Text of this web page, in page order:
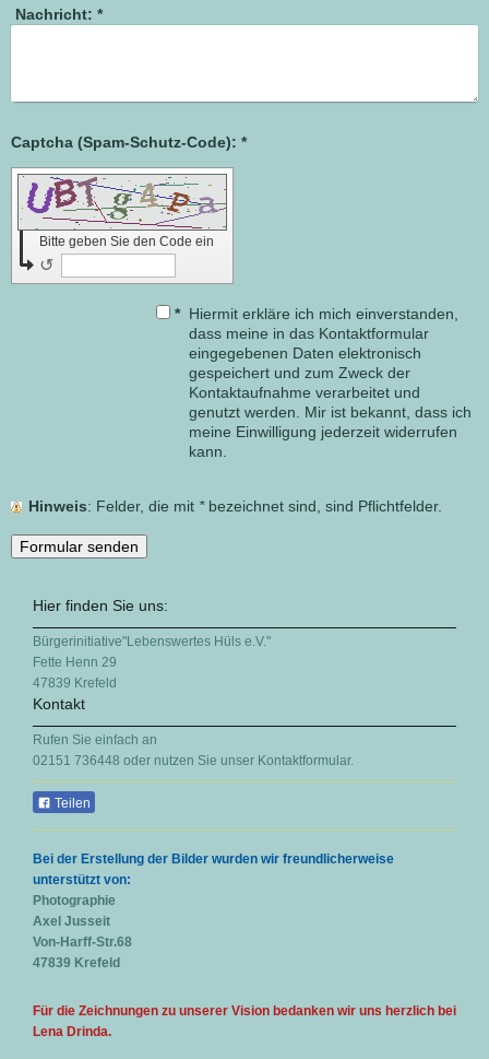
Nachricht: *
Captcha (Spam-Schutz-Code): *
Bitte geben Sie den Code ein
↺
* Hiermit erkläre ich mich einverstanden,
dass meine in das Kontaktformular
eingegebenen Daten elektronisch
gespeichert und zum Zweck der
Kontaktaufnahme verarbeitet und
genutzt werden. Mir ist bekannt, dass ich
meine Einwilligung jederzeit widerrufen
kann.
Hinweis : Felder, die mit *bezeichnet sind, sind Pflichtfelder.
Hier finden Sie uns:
Bürgerinitiative"Lebenswertes Hüls e.V."
Fette Henn 29
47839 Krefeld
Kontakt
Rufen Sie einfach an
02151 736448 oder nutzen Sie unser Kontaktformular.
Teilen
Bei der Erstellung der Bilder wurden wir freundlicherweise
unterstützt von:
Photographie
Axel Jusseit
Von-Harff-Str.68
47839 Krefeld
Für die Zeichnungen zu unserer Vision bedanken wir uns herzlich bei
Lena Drinda.